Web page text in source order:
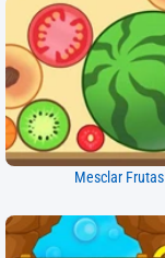
Mesclar Frutas